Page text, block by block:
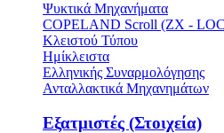
Ψυκτικά Μηχανήματα
COPELAND Scroll (ZX -
Κλειστού Τύπου
Ημίκλειστα
Ελληνικής Συναρμολόγησης
Ανταλλακτικά Μηχανημάτων
Εξατμιστές (Στοιχεία)